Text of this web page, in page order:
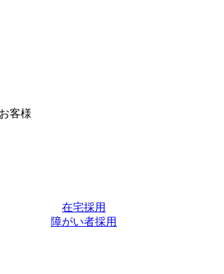
客様
在宅採用
障がい者採用